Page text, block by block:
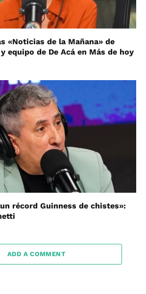
«Noticias de la Mañana» de
equipo de De Acá en Más de hoy
récord Guinness de chistes»:
ADD A COMMENT